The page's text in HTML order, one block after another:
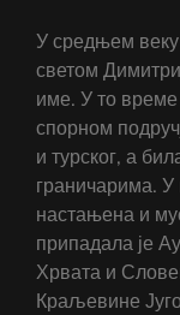
У средњем
светом
име. У то
спорном
и турског, а
граничарима. У
настањена и
припадала је
Хрвата и
Краљевине